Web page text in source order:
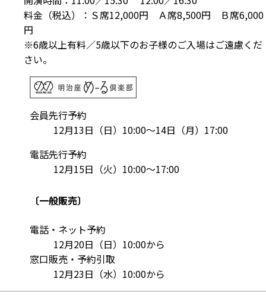
料金（税込）：Ｓ席12,000円 Ａ席8,500円 Ｂ席6,000
円
※6歳以上有料／5歳以下のお子様のご入場はご遠慮くだ
さい。
会員先行予約
12月13日（日）10:00～14日（月）17:00
電話先行予約
12月15日（火）10:00～17:00
〔一般販売〕
電話・ネット予約
12月20日（日）10:00から
窓口販売・予約引取
12月23日（水）10:00から